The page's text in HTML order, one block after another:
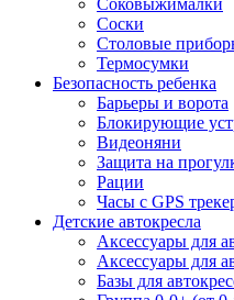
Соковыжималки
Соски
Столовые
Термосумки
Безопасность ребенка
Барьеры и ворота
Блокирующие
Видеоняни
Защита на
Рации
Часы с GPS
Детские автокресла
Аксессуары для
Аксессуары для
Базы для